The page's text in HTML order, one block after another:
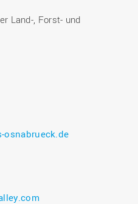
Land-, Forst- und
osnabrueck.de